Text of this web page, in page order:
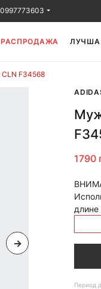
РАСПРОДАЖА
F34568
1790
длине
Период